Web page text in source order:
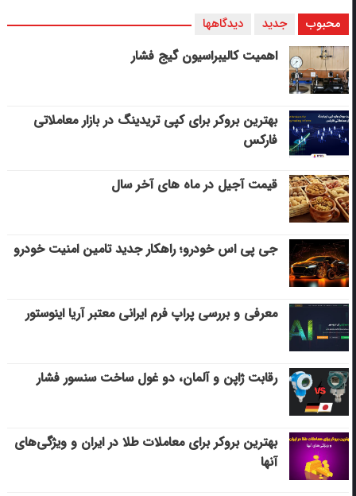
محبوب جدید دیدگاهها
اهمیت کالیبراسیون گیج فشار
بهترین بروکر برای کپی‌ تریدینگ در بازار معاملاتی
فارکس
قیمت آجیل در ماه های آخر سال
جی پی اس خودرو؛ راهکار جدید تامین امنیت خودرو
معرفی و بررسی پراپ فرم ایرانی معتبر آریا اینوستور
رقابت ژاپن و آلمان، دو غول ساخت سنسور فشار
بهترین بروکر برای معاملات طلا در ایران و ویژگی‌های
آنها